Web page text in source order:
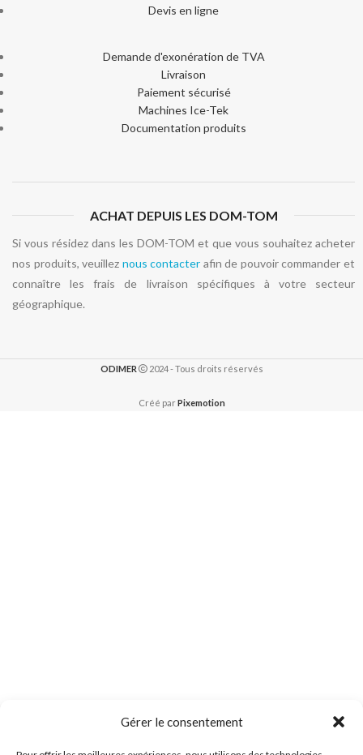
Gérer le consentement
Devis en ligne
Demande d'exonération de TVA
Livraison
Paiement sécurisé
Machines Ice-Tek
Documentation produits
ACHAT DEPUIS LES DOM-TOM
Si vous résidez dans les DOM-TOM et que vous souhaitez acheter
nos produits, veuillez nous contacter afin de pouvoir commander et
connaître les frais de livraison spécifiques à votre secteur
géographique.
ODIMER 2024 - Tous droits réservés
Créé parPixemotion